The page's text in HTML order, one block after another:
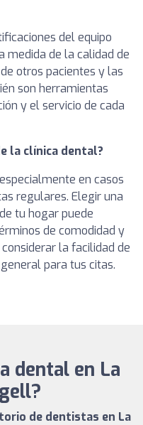
del equipo
medida de la calidad de
otros pacientes y las
son herramientas
y el servicio de cada
la clínica dental?
en casos
regulares. Elegir una
tu hogar puede
de comodidad y
la facilidad de
para tus citas.
dental en La
de dentistas en La